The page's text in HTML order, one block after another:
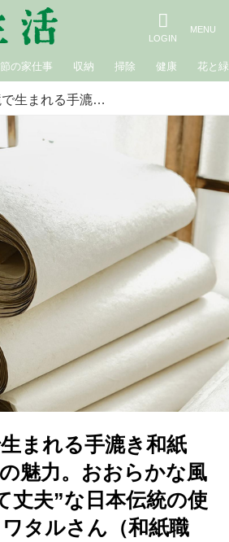
の家仕事 収納 掃除 健康 花と緑
京都の秘境で生まれる手漉き和紙「黒谷和紙」の魅力。おおらかな風合いと“強くて丈夫”な日本伝統の使う紙／ハタノワタルさん（和紙職人）×平澤まりこさん（版画家・イラストレーター）
まれる手漉き和紙
の魅力。おおらかな風
丈夫”な日本伝統の使
タルさん（和紙職